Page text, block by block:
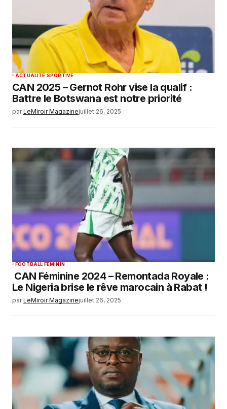
ACTUALITÉ SPORTIVE
CAN 2025 – Gernot Rohr vise la qualif :
Battre le Botswana est notre priorité
par LeMiroir Magazinejuillet 26, 2025
FOOTBALL FEMININ
CAN Féminine 2024 – Remontada Royale :
Le Nigeria brise le rêve marocain à Rabat !
par LeMiroir Magazinejuillet 26, 2025